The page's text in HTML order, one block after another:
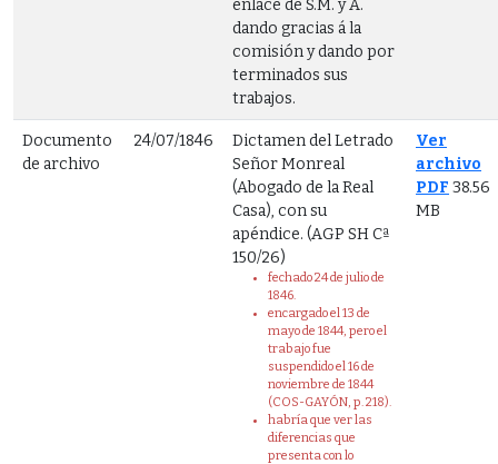
enlace de S.M. y A.
dando gracias á la
comisión y dando por
terminados sus
trabajos.
Documento
de archivo
24/07/1846
Dictamen del Letrado
Señor Monreal
(Abogado de la Real
Casa), con su
apéndice. (AGP SH Cª
150/26)
fechado 24 de julio de
1846.
encargado el 13 de
mayo de 1844, pero el
trabajo fue
suspendido el 16 de
noviembre de 1844
(COS-GAYÓN, p. 218).
habría que ver las
diferencias que
presenta con lo
Ver
archivo
PDF 38.56
MB